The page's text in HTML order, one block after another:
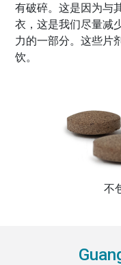
不
有破碎。这是因为与
衣，这是我们尽量减
力的一部分。这些片
饮。